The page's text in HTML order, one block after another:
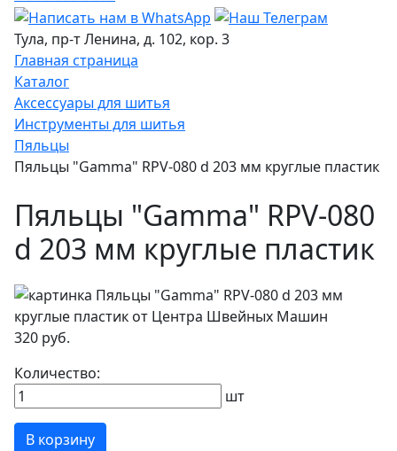
Тула, пр-т Ленина, д. 102, кор. 3
Главная страница
Каталог
Аксессуары для шитья
Инструменты для шитья
Пяльцы
Пяльцы "Gamma" RPV-080 d 203 мм круглые пластик
Пяльцы "Gamma" RPV-080
d 203 мм круглые пластик
320 руб.
Количество:
шт
В корзину